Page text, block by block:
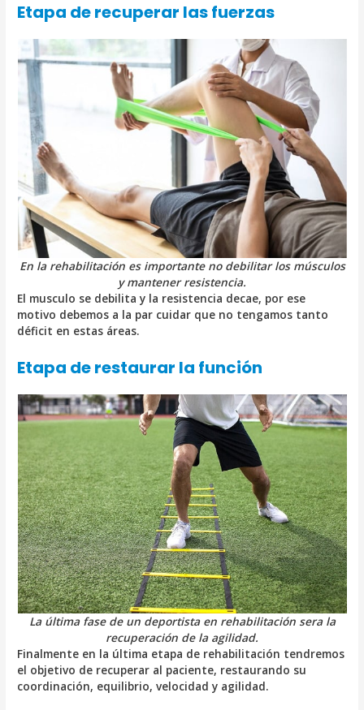
Etapa de recuperar las fuerzas
En la rehabilitación es importante no debilitar los músculos
y mantener resistencia.
El musculo se debilita y la resistencia decae, por ese
motivo debemos a la par cuidar que no tengamos tanto
déficit en estas áreas.
Etapa de restaurar la función
La última fase de un deportista en rehabilitación sera la
recuperación de la agilidad.
Finalmente en la última etapa de rehabilitación tendremos
el objetivo de recuperar al paciente, restaurando su
coordinación, equilibrio, velocidad y agilidad.